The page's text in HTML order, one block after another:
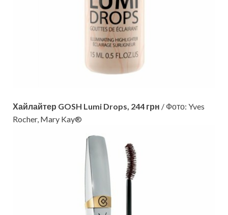
Хайлайтер GOSH Lumi Drops, 244 грн / Фото: Yves
Rocher, Mary Kay®